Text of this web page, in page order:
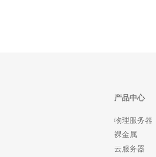
产品中心
物理服务器
裸金属
云服务器